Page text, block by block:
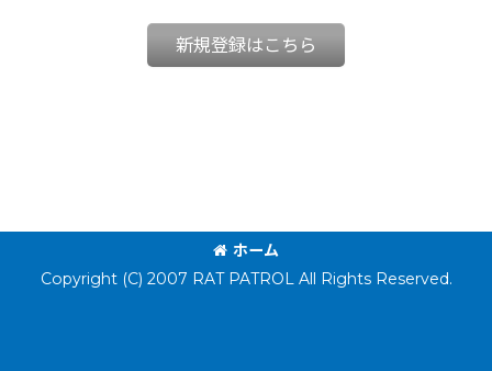
新規登録はこちら
ホーム
Copyright (C) 2007 RAT PATROL All Rights Reserved.